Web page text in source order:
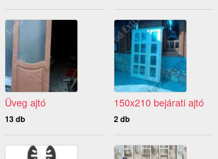
Üveg ajtó
13 db
150x210 bejárati ajtó
2 db